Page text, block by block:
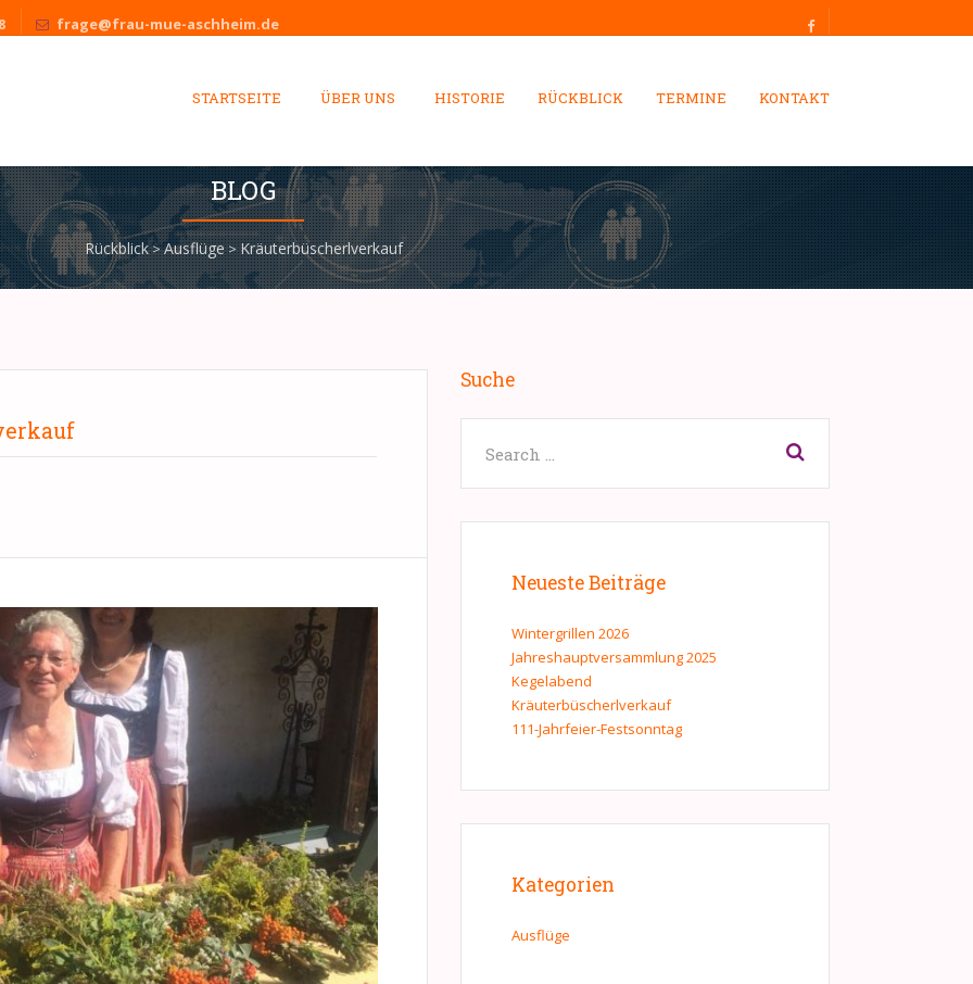
frage@frau-mue-aschheim.de
STARTSEITE ÜBER UNS HISTORIE RÜCKBLICK TERMINE KONTAKT
BLOG
Rückblick>Ausflüge>Kräuterbüscherlverkauf
Suche
Neueste Beiträge
Wintergrillen 2026
Jahreshauptversammlung 2025
Kegelabend
Kräuterbüscherlverkauf
111-Jahrfeier-Festsonntag
Kategorien
Ausflüge